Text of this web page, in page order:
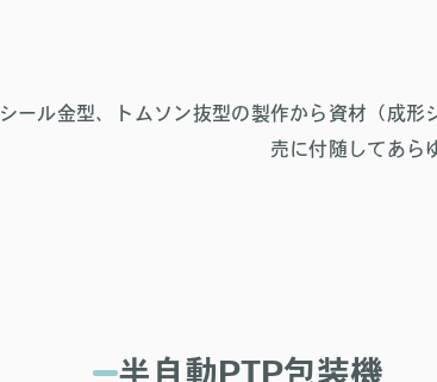
シール金型、トムソン抜型の製作から資材（成
売に付随してあら
半自動PTP包装機